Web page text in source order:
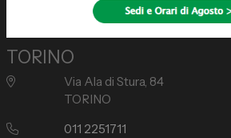
spazio@spaziogroup.com
Spazio Spa – Divisione Usato
TORINO
Via Ala di Stura, 84
TORINO
011 2251711